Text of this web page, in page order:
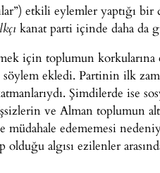
etkili eylemler yaptığı
kanat parti içinde daha da
için toplumun korkularına
ekledi. Partinin ilk
Şimdilerde ise
ve Alman toplumun
edememesi
olduğu algısı ezilenler